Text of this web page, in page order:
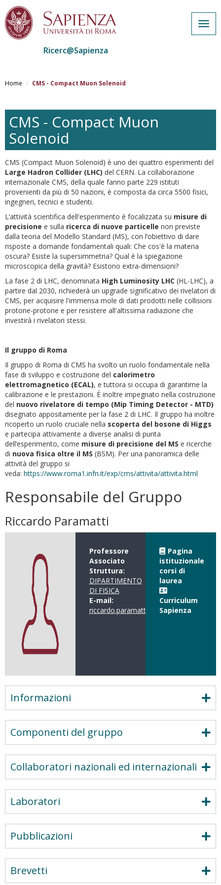
al
Ricerc@Sapienza
Home CMS - Compact Muon Solenoid
CMS - Compact Muon
Solenoid
CMS (Compact Muon Solenoid) è uno dei quattro esperimenti del
Large Hadron Collider (LHC) del CERN. La collaborazione
internazionale CMS, della quale fanno parte 229 istituti
provenienti da più di 50 nazioni, è composta da circa 5500 fisici,
ingegneri, tecnici e studenti.
L’attività scientifica dell'esperimento è focalizzata su misure di
precisione e sulla ricerca di nuove particelle non previste
dalla teoria del Modello Standard (MS), con l’obiettivo di dare
risposte a domande fondamentali quali: Che cos'è la materia
oscura? Esiste la supersimmetria? Qual è la spiegazione
microscopica della gravità? Esistono extra-dimensioni?
La fase 2 di LHC, denominata High Luminosity LHC (HL-LHC), a
partire dal 2030, richiederà un upgrade significativo dei rivelatori di
CMS, per acquisire l'immensa mole di dati prodotti nelle collisioni
protone-protone e per resistere all'altissima radiazione che
investirà i rivelatori stessi.
Il gruppo di Roma
Il gruppo di Roma di CMS ha svolto un ruolo fondamentale nella
fase di sviluppo e costruzione del calorimetro
elettromagnetico (ECAL), e tuttora si occupa di garantirne la
calibrazione e le prestazioni. È inoltre impegnato nella costruzione
del nuovo rivelatore di tempo (Mip Timing Detector - MTD)
disegnato appositamente per la fase 2 di LHC. Il gruppo ha inoltre
ricoperto un ruolo cruciale nella scoperta del bosone di Higgs
e partecipa attivamente a diverse analisi di punta
dell’esperimento, come misure di precisione del MS e ricerche
di nuova fisica oltre il MS (BSM). Per una panoramica delle
attività del gruppo si
veda: https://www.roma1.infn.it/exp/cms/attivita/attivita.html
Responsabile del Gruppo
Riccardo Paramatti
Professore
Associato
Struttura:
DIPARTIMENTO
DI FISICA
E-mail:
riccardo.paramatti@uniroma1.it
Pagina
istituzionale
corsi di
laurea
Curriculum
Sapienza
Informazioni
Componenti del gruppo
Collaboratori nazionali ed internazionali
Laboratori
Pubblicazioni
Brevetti